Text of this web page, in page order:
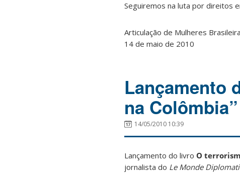
Seguiremos na luta por direitos
Articulação de Mulheres
14 de maio de 2010
Lançamento
na Colômbia”
14/05/2010 10:39
Lançamento do livro O
jornalista do Le Monde